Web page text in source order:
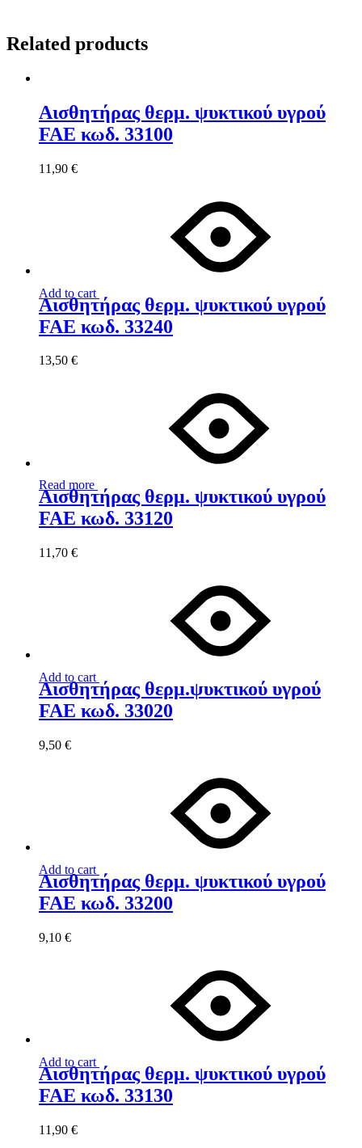
Related products
Αισθητήρας θερμ. ψυκτικού υγρού
FAE κωδ. 33100
11,90 €
Add to cart
Αισθητήρας θερμ. ψυκτικού υγρού
FAE κωδ. 33240
13,50 €
Read more
Αισθητήρας θερμ. ψυκτικού υγρού
FAE κωδ. 33120
11,70 €
Add to cart
Αισθητήρας θερμ.ψυκτικού υγρού
FAE κωδ. 33020
9,50 €
Add to cart
Αισθητήρας θερμ. ψυκτικού υγρού
FAE κωδ. 33200
9,10 €
Add to cart
Αισθητήρας θερμ. ψυκτικού υγρού
FAE κωδ. 33130
11,90 €